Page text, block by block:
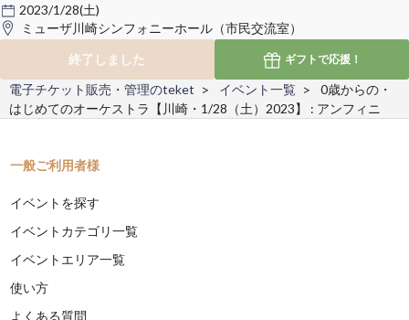
2023/1/28(土)
ミューザ川崎シンフォニーホール（市民交流室）
終了しました
ギフトで応援！
電子チケット販売・管理のteket イベント一覧
0歳からの・
はじめてのオーケストラ【川崎・1/28（土）2023】 : アンフィニ
一般ご利用者様
イベントを探す
イベントカテゴリ一覧
イベントエリア一覧
使い方
よくある質問